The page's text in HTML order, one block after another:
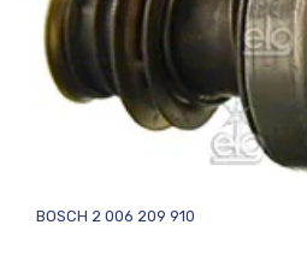
BOSCH 2 006 209 910